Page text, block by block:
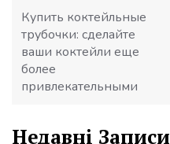
Купить коктейльные
трубочки: сделайте
ваши коктейли еще
более
привлекательными
Недавні Записи